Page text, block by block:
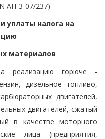
АП-3-07/237)
уплаты налога на
материалов
реализацию горюче -
дизельное топливо,
двигателей,
двигателей, сжатый
в качестве моторного
лица (предприятия,